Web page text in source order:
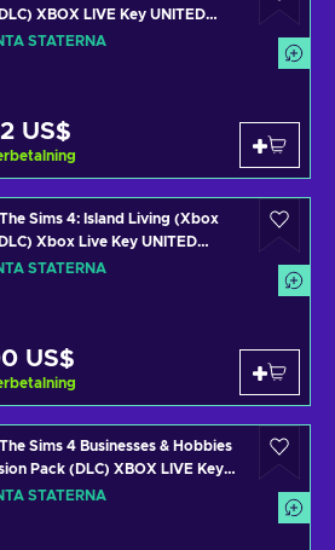
XBOX LIVE Key UNITED
STATERNA
US$
The Sims 4: Island Living (Xbox
Xbox Live Key UNITED
STATERNA
US$
The Sims 4 Businesses & Hobbies
Pack (DLC) XBOX LIVE Key
STATES
STATERNA